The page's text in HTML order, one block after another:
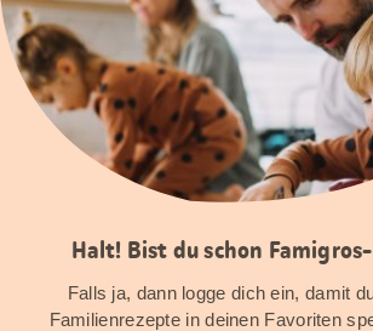
Halt! Bist du schon
Falls ja, dann logge dich ein, damit
Familienrezepte in deinen Favoriten